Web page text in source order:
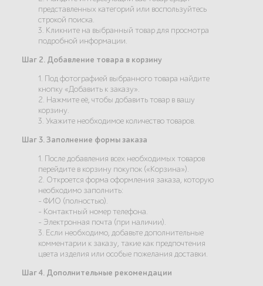
представленных категорий или воспользуйтесь
строкой поиска.
3. Кликните на выбранный товар для просмотра
подробной информации.
Шаг 2. Добавление товара в корзину
1. Под фотографией выбранного товара найдите
кнопку «Добавить к заказу».
2. Нажмите её, чтобы добавить товар в вашу
корзину.
3. Укажите необходимое количество товаров.
Шаг 3. Заполнение формы заказа
1. После добавления всех необходимых товаров
перейдите в корзину покупок («Корзина»).
2. Откроется форма оформления заказа, которую
необходимо заполнить:
- ФИО (полностью).
- Контактный номер телефона.
- Электронная почта (при наличии).
3. Если необходимо, добавьте дополнительные
комментарии к заказу, такие как предпочтения
цвета изделия или особые пожелания доставки.
Шаг 4. Дополнительные рекомендации